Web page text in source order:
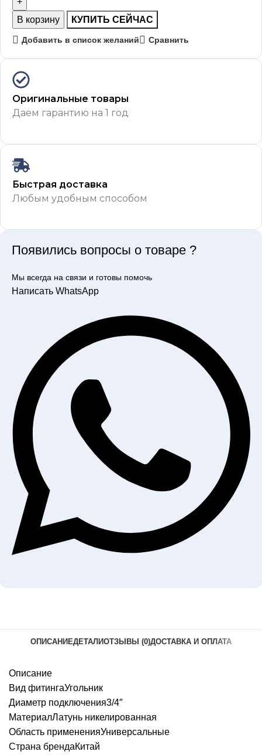
В корзину КУПИТЬ СЕЙЧАС
Добавить в список желаний Сравнить
Оригинальные товары
Даем гарантию на 1 год
Быстрая доставка
Любым удобным способом
Появились вопросы о товаре ?
Мы всегда на связи и готовы помочь
Написать WhatsApp
ОПИСАНИЕДЕТАЛИОТЗЫВЫ (0)ДОСТАВКА И ОПЛАТА
Описание
Вид фитингаУгольник
Диаметр подключения3/4″
МатериалЛатунь никелированная
Область примененияУниверсальные
Страна брендаКитай